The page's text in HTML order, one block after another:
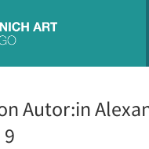
Autor:in
9